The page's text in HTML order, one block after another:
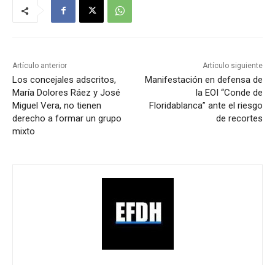
Artículo anterior
Los concejales adscritos,
María Dolores Ráez y José
Miguel Vera, no tienen
derecho a formar un grupo
mixto
Artículo siguiente
Manifestación en defensa de
la EOI “Conde de
Floridablanca” ante el riesgo
de recortes